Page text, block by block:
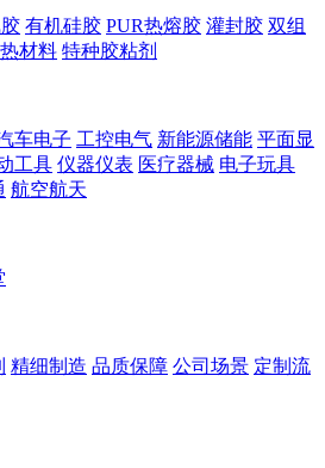
有机硅胶 PUR热熔胶 灌封胶 双组
材料 特种胶粘剂
车电子 工控电气 新能源储能 平面显
工具 仪器仪表 医疗器械 电子玩具
航空航天
精细制造 品质保障 公司场景 定制流